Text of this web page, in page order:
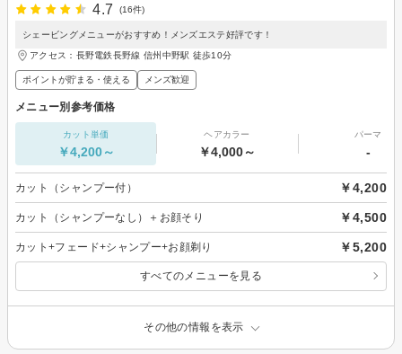
4.7
(16件)
シェービングメニューがおすすめ！メンズエステ好評です！
アクセス：長野電鉄長野線 信州中野駅 徒歩10分
ポイントが貯まる・使える メンズ歓迎
メニュー別参考価格
カット単価
￥4,200～
ヘアカラー
￥4,000～
パーマ
-
カット（シャンプー付） ￥4,200
カット（シャンプーなし）＋お顔そり ￥4,500
カット+フェード+シャンプー+お顔剃り ￥5,200
すべてのメニューを見る
その他の情報を表示